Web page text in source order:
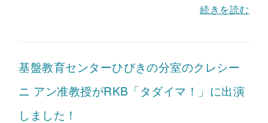
続きを読む
基盤教育センターひびきの分室のクレシー
ニ アン准教授がRKB「タダイマ！」に出演
しました！